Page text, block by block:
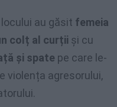
au găsit femeia
colț al curții și cu
și spate pe care le-
violența agresorului,